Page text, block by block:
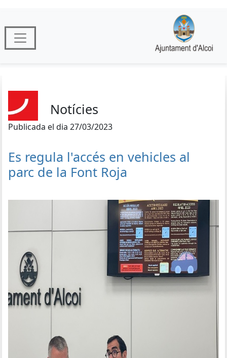
Notícies
Publicada el dia 27/03/2023
Es regula l'accés en vehicles al
parc de la Font Roja